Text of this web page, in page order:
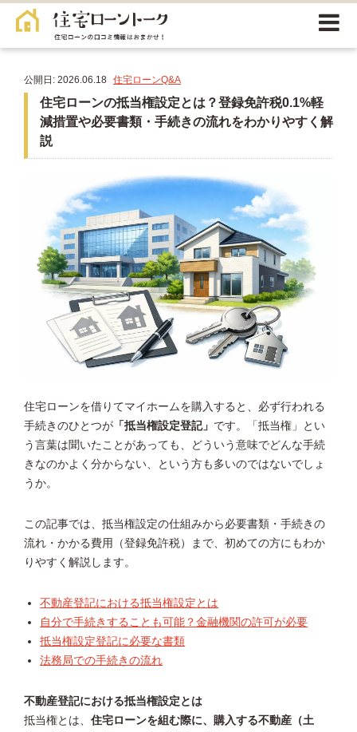
公開日: 2026.06.18 住宅ローンQ&A
住宅ローンの抵当権設定とは？登録免許税0.1%軽
減措置や必要書類・手続きの流れをわかりやすく解
説
住宅ローンを借りてマイホームを購入すると、必ず行われる
手続きのひとつが 「抵当権設定登記」 です。「抵当権」とい
う言葉は聞いたことがあっても、どういう意味でどんな手続
きなのかよく分からない、という方も多いのではないでしょ
うか。
この記事では、抵当権設定の仕組みから必要書類・手続きの
流れ・かかる費用（登録免許税）まで、初めての方にもわか
りやすく解説します。
不動産登記における抵当権設定とは
自分で手続きすることも可能？金融機関の許可が必要
抵当権設定登記に必要な書類
法務局での手続きの流れ
不動産登記における抵当権設定とは
抵当権とは、 住宅ローンを組む際に、購入する不動産（土